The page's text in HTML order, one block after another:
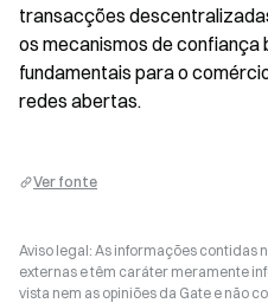
transacções
os mecanismos de
fundamentais para o
redes abertas.
Ver fonte
Aviso legal: As informações contidas
externas e têm caráter meramente
vista nem as opiniões da Gate e não